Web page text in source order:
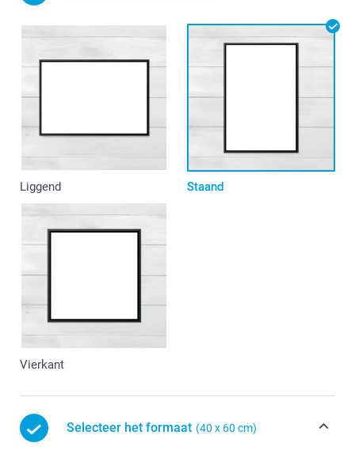
Liggend Staand
Vierkant
Selecteer het formaat (40 x 60 cm)